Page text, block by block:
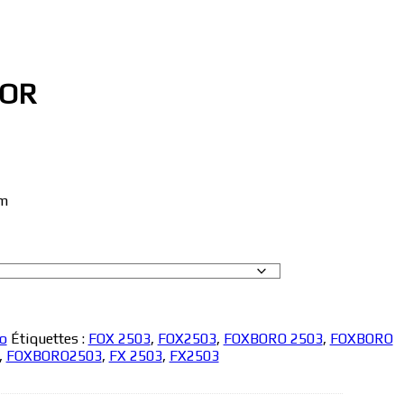
Étiquettes : FOX 2503, FOX2503, FOXBORO 2503, FOXBORO
FOXBORO2503, FX 2503, FX2503